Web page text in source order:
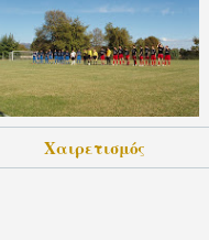
Χαιρετισμός